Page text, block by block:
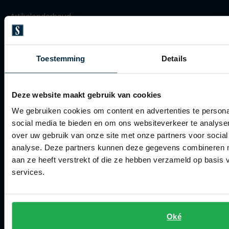
Toestemming Details
Deze website maakt gebruik van cookies
We gebruiken cookies om content en advertenties te
social media te bieden en om ons websiteverkeer te
over uw gebruik van onze site met onze partners voor
analyse. Deze partners kunnen deze gegevens combineren
aan ze heeft verstrekt of die ze hebben verzameld op basis
services.
Oké
Olymp
People of Shibuya
PME Legend
Pierre Cardin
Polo Ralph Lauren
Portofino
Profuomo
R2
Replay
Artikelonderhoud
Winkel
Contact webshop
Spierings Herenmode
Over Spierings
Collecties herenkleding